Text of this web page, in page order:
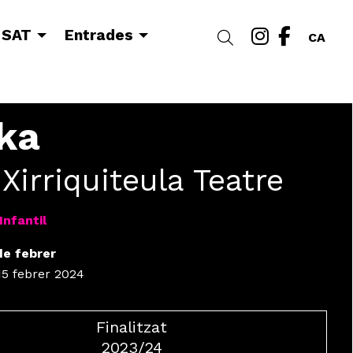
CA
Link a
Link
Cercar
Entrades
Teatre
febrer
febrer 2024
Finalitzat
2023/24